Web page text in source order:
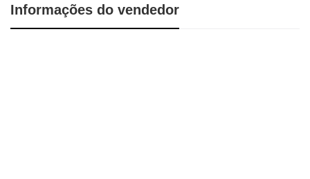
Informações do vendedor